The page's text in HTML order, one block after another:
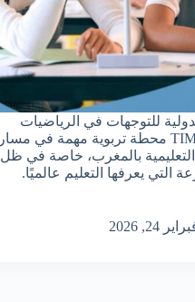
للتوجهات في الرياضيات
والعلوم TIMSS 2027 محطة تربوية مهمة في مسار
بالمغرب، خاصة في ظل
التي يعرفها التعليم عالميًا.
24, 2026